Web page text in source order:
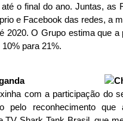
o final do ano. Juntas, as
e Facebook das redes, a
O Grupo estima que
para 21%.
com a participação do
pelo reconhecimento